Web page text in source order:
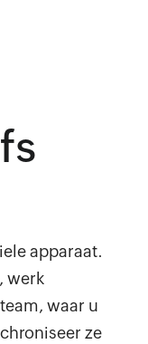
apparaat.
werk
waar u
ze